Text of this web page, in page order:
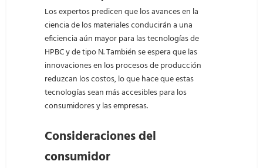
Los expertos predicen que los avances en la
ciencia de los materiales conducirán a una
eficiencia aún mayor para las tecnologías de
HPBC y de tipo N. También se espera que las
innovaciones en los procesos de producción
reduzcan los costos, lo que hace que estas
tecnologías sean más accesibles para los
consumidores y las empresas.
Consideraciones del
consumidor